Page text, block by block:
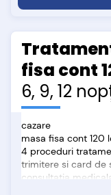
- mic dejun = 22.5
- masa fisa cont
Copii 7-14 ani
- cazare in pat
- mic dejun = 22.5
- meniu fix
- masa fisa cont
fisa cont
6, 9, 12
cazare
masa fisa cont 120
4 proceduri
trimitere si card de
consultatia